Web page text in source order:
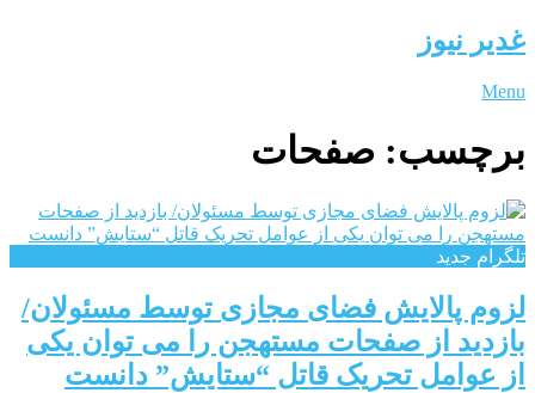
غدیر نیوز
Menu
برچسب: صفحات
تلگرام جدید
لزوم پالایش فضای مجازی توسط مسئولان/
بازدید از صفحات مستهجن را می توان یکی
از عوامل تحریک قاتل “ستایش” دانست